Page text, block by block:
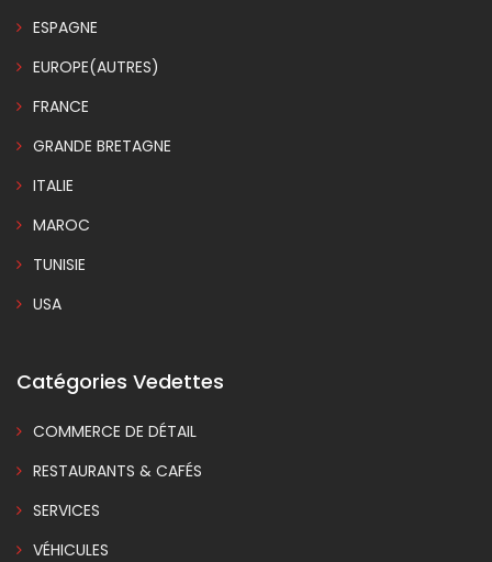
ESPAGNE
EUROPE(AUTRES)
FRANCE
GRANDE BRETAGNE
ITALIE
MAROC
TUNISIE
USA
Catégories Vedettes
COMMERCE DE DÉTAIL
RESTAURANTS & CAFÉS
SERVICES
VÉHICULES